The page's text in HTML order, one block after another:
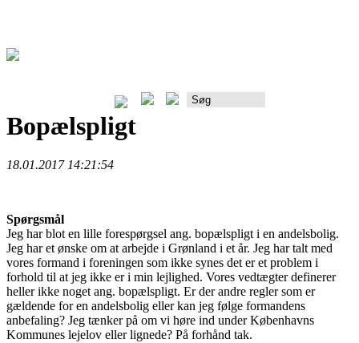
Bopælspligt
18.01.2017 14:21:54
Spørgsmål
Jeg har blot en lille forespørgsel ang. bopælspligt i en andelsbolig.
Jeg har et ønske om at arbejde i Grønland i et år. Jeg har talt med
vores formand i foreningen som ikke synes det er et problem i
forhold til at jeg ikke er i min lejlighed. Vores vedtægter definerer
heller ikke noget ang. bopælspligt. Er der andre regler som er
gældende for en andelsbolig eller kan jeg følge formandens
anbefaling? Jeg tænker på om vi høre ind under Københavns
Kommunes lejelov eller lignede? På forhånd tak.